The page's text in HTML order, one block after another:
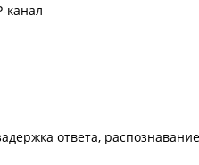
канал
ответа,